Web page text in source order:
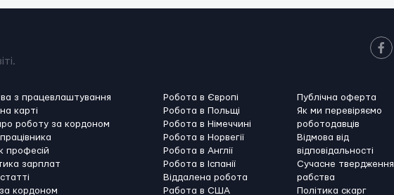
з працевлаштування
карті
роботу за кордоном
професій
зарплат
кордоном
Робота в Європі
Робота в Польщі
Робота в Німеччині
Робота в Норвегії
Робота в Англії
Робота в Іспанії
Віддалена робота
Работа в США
Публічна оферта
Як ми перевіряємо
роботодавців
Відмова від
відповідальності
Сучасне твердження
рабства
Політика скарг